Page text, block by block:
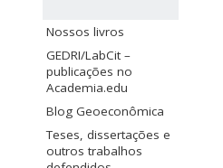
Nossos livros
GEDRI/LabCit –
publicações no
Academia.edu
Blog Geoeconômica
Teses, dissertações e
outros trabalhos